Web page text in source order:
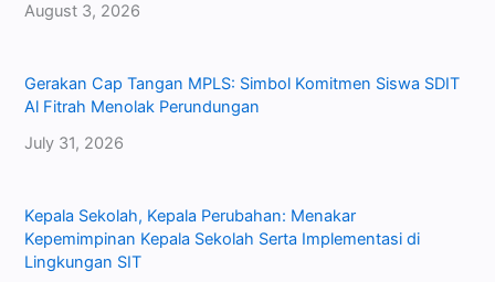
August 3, 2026
Gerakan Cap Tangan MPLS: Simbol Komitmen Siswa SDIT
Al Fitrah Menolak Perundungan
July 31, 2026
Kepala Sekolah, Kepala Perubahan: Menakar
Kepemimpinan Kepala Sekolah Serta Implementasi di
Lingkungan SIT